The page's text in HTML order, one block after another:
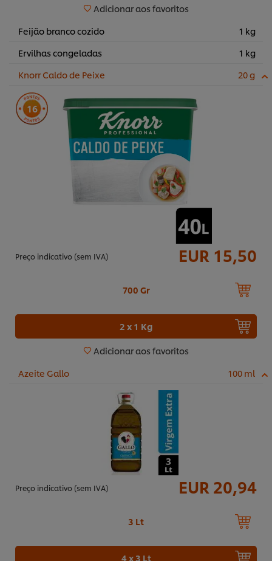
Adicionar aos favoritos
Feijão branco cozido
1 kg
Ervilhas congeladas
1 kg
Knorr Caldo de Peixe
20 g
16
Preço indicativo (sem IVA) EUR 15,50
700 Gr
2 x 1 Kg
Adicionar aos favoritos
Azeite Gallo
100 ml
Preço indicativo (sem IVA) EUR 20,94
3 Lt
4 x 3 Lt